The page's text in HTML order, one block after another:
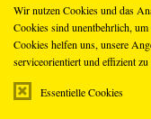
Wir nutzen Cookies und das
Cookies sind unentbehrlich,
Cookies helfen uns, unsere
serviceorientiert und effizient
Essentielle Cookies